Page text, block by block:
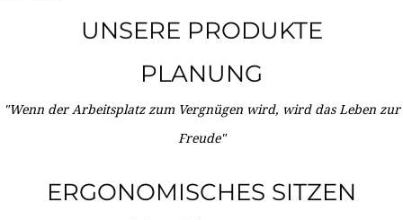
UNSERE PRODUKTE
PLANUNG
"Wenn der Arbeitsplatz zum Vergnügen wird, wird das Leben zur
Freude"
ERGONOMISCHES SITZEN